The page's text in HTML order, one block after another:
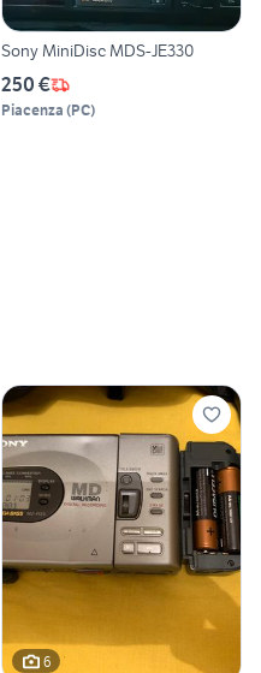
Sony MiniDisc MDS-JE330
250 €
Piacenza (PC)
6